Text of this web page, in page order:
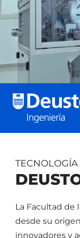
La Facultad de
desde su
innovadores y